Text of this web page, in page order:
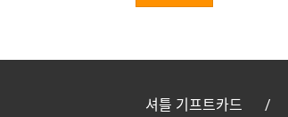
셔틀 기프트카드